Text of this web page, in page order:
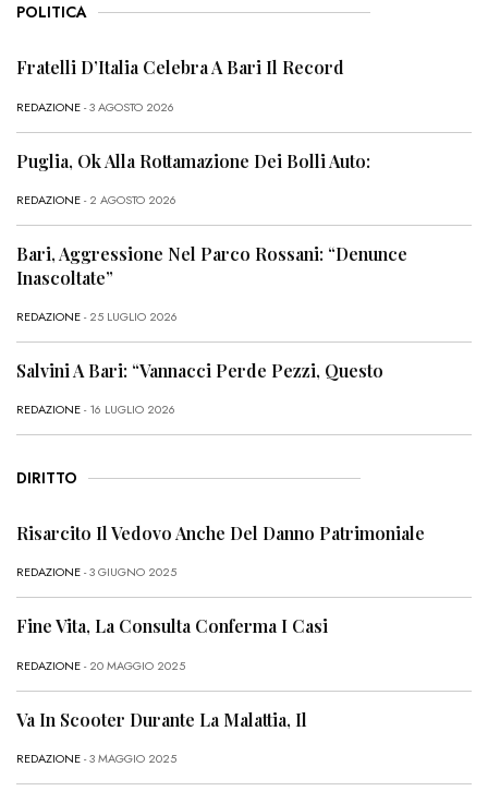
POLITICA
Fratelli D’Italia Celebra A Bari Il Record
REDAZIONE- 3 AGOSTO 2026
Puglia, Ok Alla Rottamazione Dei Bolli Auto:
REDAZIONE- 2 AGOSTO 2026
Bari, Aggressione Nel Parco Rossani: “Denunce
Inascoltate”
REDAZIONE- 25 LUGLIO 2026
Salvini A Bari: “Vannacci Perde Pezzi, Questo
REDAZIONE- 16 LUGLIO 2026
DIRITTO
Risarcito Il Vedovo Anche Del Danno Patrimoniale
REDAZIONE- 3 GIUGNO 2025
Fine Vita, La Consulta Conferma I Casi
REDAZIONE- 20 MAGGIO 2025
Va In Scooter Durante La Malattia, Il
REDAZIONE- 3 MAGGIO 2025